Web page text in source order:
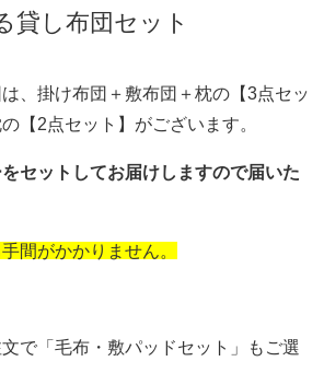
貸し布団セット
、掛け布団＋敷布団＋枕の【3点セッ
【2点セット】がございます。
セットしてお届けしますので届いた
間がかかりません。
で「毛布・敷パッドセット」もご選